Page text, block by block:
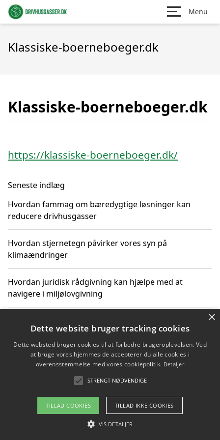
Menu
Klassiske-boerneboeger.dk
Klassiske-boerneboeger.dk
https://klassiske-boerneboeger.dk/
Seneste indlæg
Hvordan fammag om bæredygtige løsninger kan
reducere drivhusgasser
Hvordan stjernetegn påvirker vores syn på
klimaændringer
Hvordan juridisk rådgivning kan hjælpe med at
navigere i miljølovgivning
Hvordan spil og underholdning online kan inspirere til
bæredygtige valg
Køb produkter i danske webshops for at spare på
transport og nedbringe CO2-udledning
Copyright 2026 - Pilanto Aps
Om / kontakt
×
Dette website bruger tracking cookies
Dette websted bruger cookies til at forbedre brugeroplevelsen. Ved
at bruge vores hjemmeside accepterer du alle cookies i
overensstemmelse med vores cookiepolitik. Detaljer
STRENGT NØDVENDIGE
TILLAD COOKIES TILLAD IKKE COOKIES
VIS DETALJER